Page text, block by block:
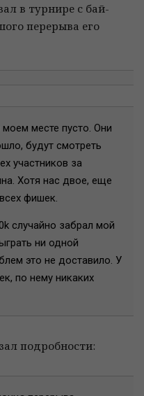
в турнире с бай-
перерыва его
месте пусто. Они
будут смотреть
участников за
Хотя нас двое, еще
фишек.
случайно забрал мой
ни одной
это не доставило. У
по нему никаких
подробности: